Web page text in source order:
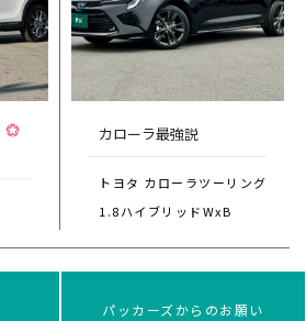
カローラ最強説
トヨタ カローラツーリング
1.8ハイブリッドWxB
パッカーズからのお願い